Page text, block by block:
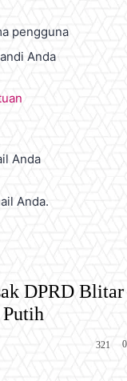
pengguna
Anda
Anda
Anda.
DPRD Blitar
0
321